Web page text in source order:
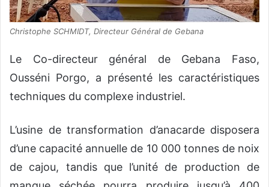
Christophe SCHMIDT, Directeur Général de Gebana
Le Co-directeur général de Gebana Faso,
Ousséni Porgo, a présenté les caractéristiques
techniques du complexe industriel.
L’usine de transformation d’anacarde disposera
d’une capacité annuelle de 10 000 tonnes de noix
de cajou, tandis que l’unité de production de